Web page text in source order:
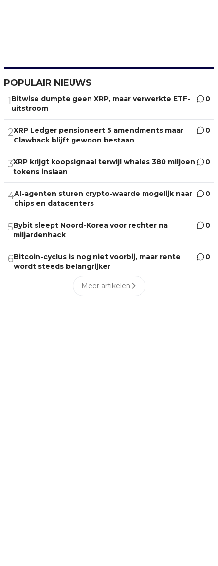
POPULAIR NIEUWS
1Bitwise dumpte geen XRP, maar verwerkte ETF-
uitstroom
0
2XRP Ledger pensioneert 5 amendments maar
Clawback blijft gewoon bestaan
0
3XRP krijgt koopsignaal terwijl whales 380 miljoen
tokens inslaan
0
4AI-agenten sturen crypto-waarde mogelijk naar
chips en datacenters
0
5Bybit sleept Noord-Korea voor rechter na
miljardenhack
0
6Bitcoin-cyclus is nog niet voorbij, maar rente
wordt steeds belangrijker
0
Meer artikelen